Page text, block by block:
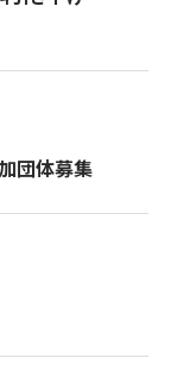
団体募集